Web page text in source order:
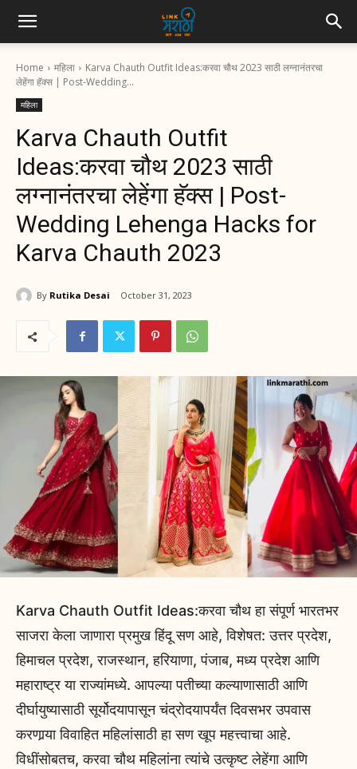
Home महिला
Karva Chauth Outfit Ideas:करवा चौथ 2023 साठी लग्नानंतरचा
लेहेंगा हॅक्स | Post-Wedding...
महिला
Karva Chauth Outfit
Ideas:करवा चौथ 2023 साठी
लग्नानंतरचा लेहेंगा हॅक्स | Post-
Wedding Lehenga Hacks for
Karva Chauth 2023
By Rutika Desai October 31, 2023
Karva Chauth Outfit Ideas:करवा चौथ हा संपूर्ण भारतभर
साजरा केला जाणारा प्रमुख हिंदू सण आहे, विशेषत: उत्तर प्रदेश,
हिमाचल प्रदेश, राजस्थान, हरियाणा, पंजाब, मध्य प्रदेश आणि
महाराष्ट्र या राज्यांमध्ये. आपल्या पतीच्या कल्याणासाठी आणि
दीर्घायुष्यासाठी सूर्योदयापासून चंद्रोदयापर्यंत दिवसभर उपवास
करणार्‍या विवाहित महिलांसाठी हा सण खूप महत्त्वाचा आहे.
विधींसोबतच, करवा चौथ महिलांना त्यांचे उत्कृष्ट लेहेंगा आणि